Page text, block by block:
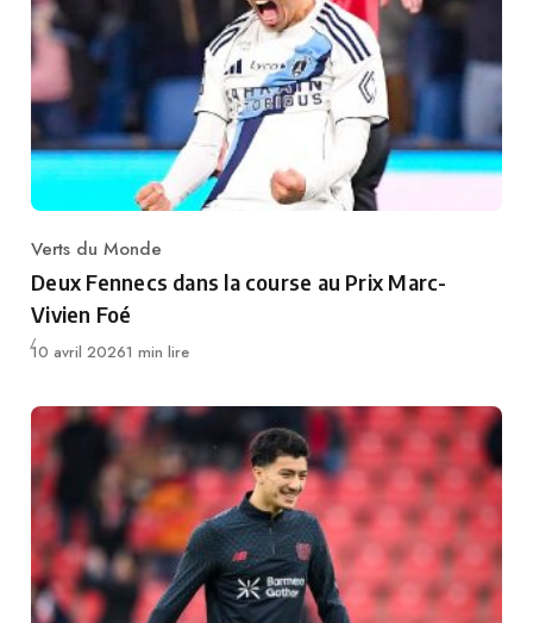
Category
Verts du Monde
Deux Fennecs dans la course au Prix Marc-
Vivien Foé
Publié
10 avril 20261 min lire